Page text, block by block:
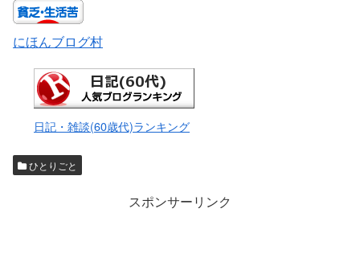
にほんブログ村
日記・雑談(60歳代)ランキング
ひとりごと
スポンサーリンク